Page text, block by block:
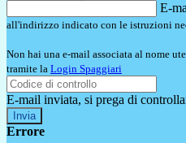
E-
all'indirizzo indicato con le istruzioni
Non hai una e-mail associata al nome
tramite la Login Spaggiari
E-mail inviata, si prega di
Errore